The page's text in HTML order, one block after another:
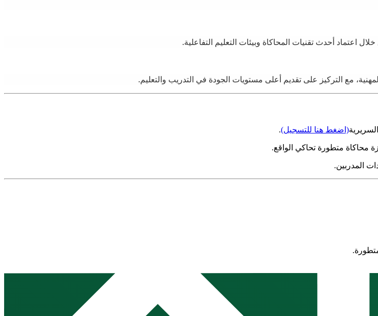
اعتماد أحدث تقنيات المحاكاة وبيئات التعليم التفاعلية.
مع التركيز على تقديم أعلى مستويات الجودة في التدريب والتعليم.
(اضغط هنا للتسجيل).
محاكاة متطورة تحاكي الواقع.
المدربين.